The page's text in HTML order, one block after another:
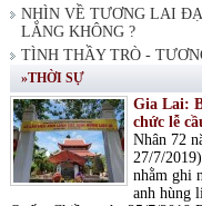
NHÌN VỀ TƯƠNG LAI
LẮNG KHÔNG ?
TÌNH THẦY TRÒ -
»THỜI SỰ
Gia Lai:
chức lễ
Nhân 72
27/7/
nhằm ghi
anh hùng